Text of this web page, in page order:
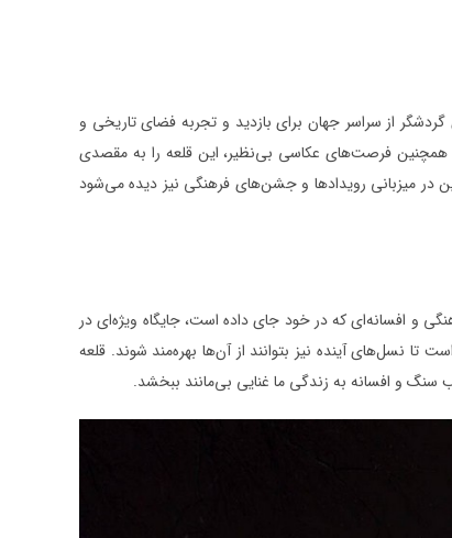
از سراسر جهان برای بازدید و تجربه فضای تاریخی و
و همچنین فرصت‌های عکاسی بی‌نظیر، این قلعه را به مقصدی
در میزبانی رویدادها و جشن‌های فرهنگی نیز دیده می‌شود
و افسانه‌ای که در خود جای داده است، جایگاه ویژه‌ای در
نسل‌های آینده نیز بتوانند از آن‌ها بهره‌مند شوند. قلعه
سنگ و افسانه به زندگی ما غنایی بی‌مانند ببخشد.